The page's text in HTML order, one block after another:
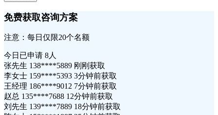
免费获取咨询方案
注意：每日仅限20个名额
今日已申请 8人
张先生 138****5889 刚刚获取
李女士 159****5393 3分钟前获取
王经理 186****9012 7分钟前获取
赵总 135****7688 12分钟前获取
刘先生 139****7889 18分钟前获取